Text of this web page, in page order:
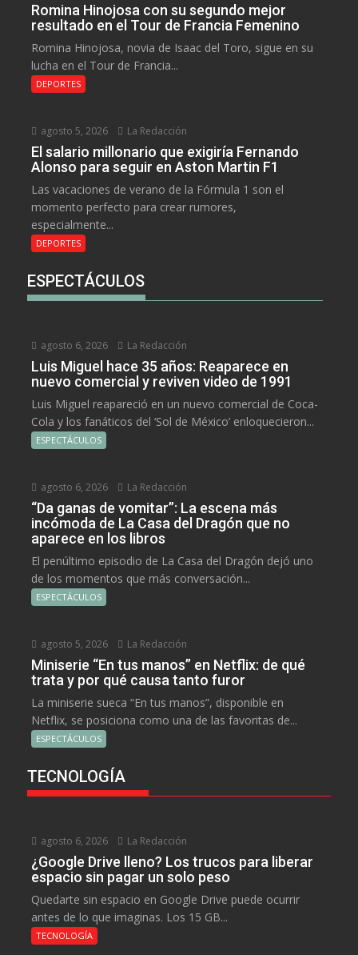
Romina Hinojosa con su segundo mejor
resultado en el Tour de Francia Femenino
Romina Hinojosa, novia de Isaac del Toro, sigue en su
lucha en el Tour de Francia...
DEPORTES
agosto 5, 2026 La Redacción
El salario millonario que exigiría Fernando
Alonso para seguir en Aston Martin F1
Las vacaciones de verano de la Fórmula 1 son el
momento perfecto para crear rumores,
especialmente...
DEPORTES
ESPECTÁCULOS
agosto 6, 2026 La Redacción
Luis Miguel hace 35 años: Reaparece en
nuevo comercial y reviven video de 1991
Luis Miguel reapareció en un nuevo comercial de Coca-
Cola y los fanáticos del ‘Sol de México’ enloquecieron...
ESPECTÁCULOS
agosto 6, 2026 La Redacción
“Da ganas de vomitar”: La escena más
incómoda de La Casa del Dragón que no
aparece en los libros
El penúltimo episodio de La Casa del Dragón dejó uno
de los momentos que más conversación...
ESPECTÁCULOS
agosto 5, 2026 La Redacción
Miniserie “En tus manos” en Netflix: de qué
trata y por qué causa tanto furor
La miniserie sueca “En tus manos”, disponible en
Netflix, se posiciona como una de las favoritas de...
ESPECTÁCULOS
TECNOLOGÍA
agosto 6, 2026 La Redacción
¿Google Drive lleno? Los trucos para liberar
espacio sin pagar un solo peso
Quedarte sin espacio en Google Drive puede ocurrir
antes de lo que imaginas. Los 15 GB...
TECNOLOGÍA